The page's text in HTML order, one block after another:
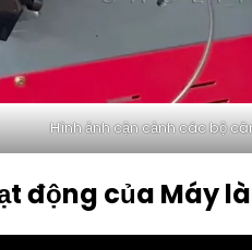
Hình ảnh cận cảnh các bộ
động của Máy